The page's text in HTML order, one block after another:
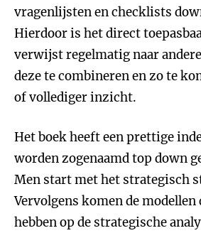
vragenlijsten en checklists
Hierdoor is het direct
verwijst regelmatig naar
deze te combineren en zo te
of vollediger inzicht.
Het boek heeft een prettige
worden zogenaamd top down
Men start met het strategisch
Vervolgens komen de
hebben op de strategische